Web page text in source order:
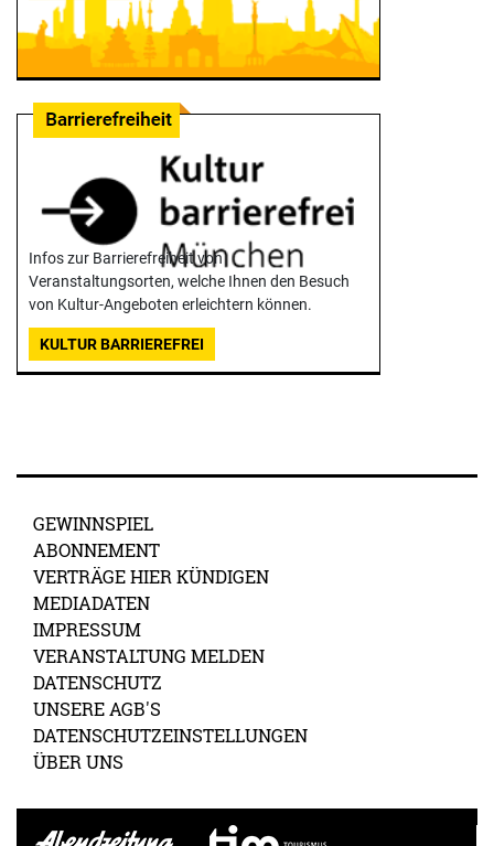
Infos zur Barrierefreiheit von
Veranstaltungsorten, welche Ihnen den Besuch
von Kultur-Angeboten erleichtern können.
KULTUR BARRIEREFREI
GEWINNSPIEL
ABONNEMENT
VERTRÄGE HIER KÜNDIGEN
MEDIADATEN
IMPRESSUM
VERANSTALTUNG MELDEN
DATENSCHUTZ
UNSERE AGB'S
DATENSCHUTZEINSTELLUNGEN
ÜBER UNS